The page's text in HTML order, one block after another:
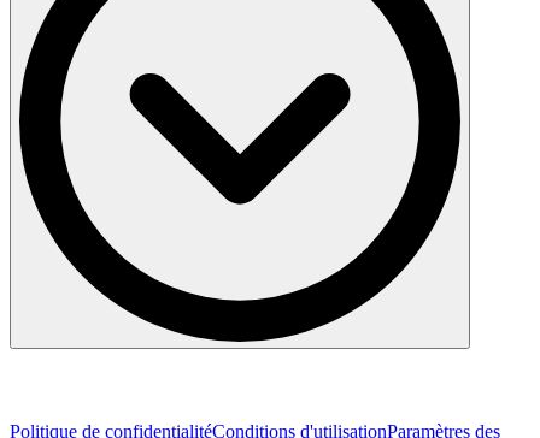
Tests de court-circuit
Tests de fabrication et de rupture
Essais de résistance à court terme et aux pics
Essais synthétiques sur disjoncteurs haute tension
Essais d'arc électrique
Essais diélectriques
Impulsion éclair
Impulsion de commutation
Essais de tension à fréquence industrielle
Essais de vieillissement par cycles thermiques
Mesures de décharge partielle
Détermination du niveau sonore de tout équipement
Essais d'élévation de température
Essais mécaniques, essais de pollution et de vieillissement
Production d'électricité
Politique de confidentialitéConditions d'utilisationParamètres des